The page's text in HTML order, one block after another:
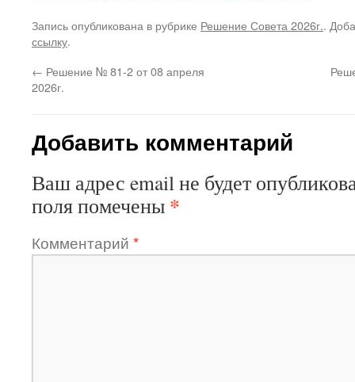
Запись опубликована в рубрике Решение Совета 2026г..
ссылку.
← Решение № 81-2 от 08 апреля
2026г.
Добавить комментарий
Ваш адрес email не будет
поля помечены *
Комментарий *